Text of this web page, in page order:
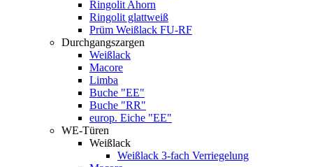
Ringolit Ahorn
Ringolit glattweiß
Prüm Weißlack FU-RF
Durchgangszargen
Weißlack
Macore
Limba
Buche "EE"
Buche "RR"
europ. Eiche "EE"
WE-Türen
Weißlack
Weißlack 3-fach Verriegelung